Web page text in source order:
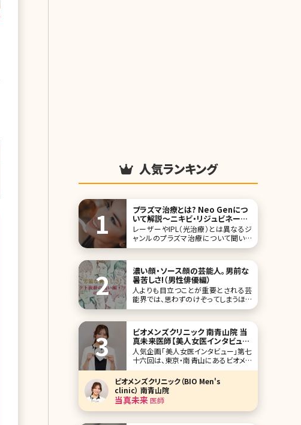
人気ランキング
プラズマ治療とは? Neo Genにつ
いて解説〜ニキビ・リジュビネーシ
ョン治療に〜
レーザーやIPL（光治療）とは異なるジ
ャンルのプラズマ治療について聞いた
ことはありますか?「プラズマって名前
なんだろう?」「プラズマにも美容効果
があるんだ」と感じた方も多いかと思
います。 プラズマ治療についてこの記事
で全て解説していきます!
濃い顔・ソース顔の芸能人。男前な
暑苦しさ!（男性俳優編）
人よりも目立つことが重要とされる芸
能界では、思わずのけぞってしまうほど
の濃い顔の有名人が多いですよね。イ
人離れした彫りの深い顔立ち、ソース
顔と言われる、濃い顔の男性芸能人
を、ずらっとご紹介していきましょう。 第
1位北村一輝 この
ビオメンズクリニック 南青山院 当
真未来医師【美人女医インタビュー
第七十六回】
人気企画「美人女医インタビュー」第七
十六回は、東京・南青山にあるビオメン
ズクリニック（BIO Men’s clinic）南青山
院で院長を務める当真未来（とうまみ
く）先生です。 「男性のための美容医療」
を標榜し、メンズ美容の新たなスタンダ
ードを提案する「ビオメンズクリニッ
ク」。同院でニキビ跡治
ビオメンズクリニック（BIO Men's
clinic） 南青山院
当真未来医師